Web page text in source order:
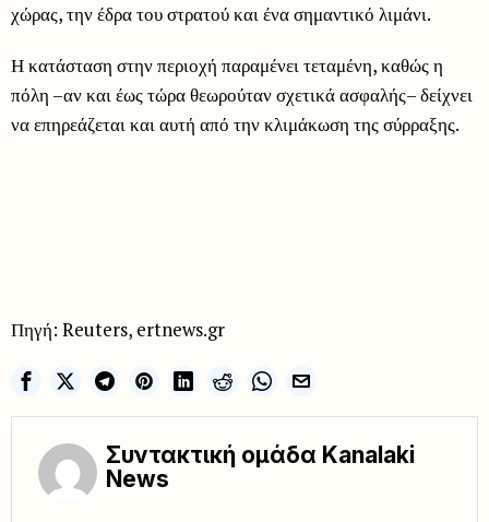
χώρας, την έδρα του στρατού και ένα σημαντικό λιμάνι.
Η κατάσταση στην περιοχή παραμένει τεταμένη, καθώς η
πόλη –αν και έως τώρα θεωρούταν σχετικά ασφαλής– δείχνει
να επηρεάζεται και αυτή από την κλιμάκωση της σύρραξης.
Πηγή: Reuters, ertnews.gr
Συντακτική ομάδα Kanalaki
News